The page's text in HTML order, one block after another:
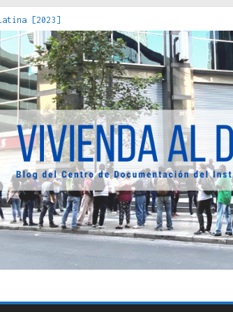
[2023]
de los Estados : políticas, prácticas y
: hacia una teoría crítica de las fronteras
adecuada [2019]
Seguro Obrero en Santiago : un patrimonio